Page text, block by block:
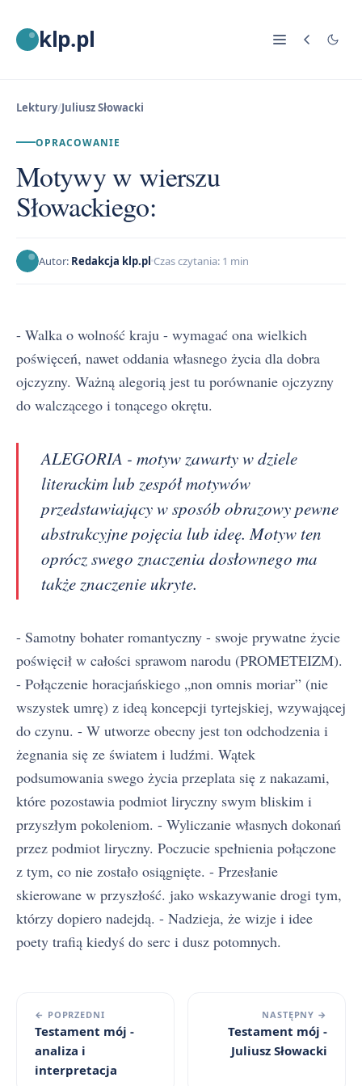
klp.pl
Lektury/Juliusz Słowacki
OPRACOWANIE
Motywy w wierszu
Słowackiego:
Autor: Redakcja klp.pl Czas czytania: 1 min
- Walka o wolność kraju - wymagać ona wielkich
poświęceń, nawet oddania własnego życia dla dobra
ojczyzny. Ważną alegorią jest tu porównanie ojczyzny
do walczącego i tonącego okrętu.
ALEGORIA - motyw zawarty w dziele
literackim lub zespół motywów
przedstawiający w sposób obrazowy pewne
abstrakcyjne pojęcia lub ideę. Motyw ten
oprócz swego znaczenia dosłownego ma
także znaczenie ukryte.
- Samotny bohater romantyczny - swoje prywatne życie
poświęcił w całości sprawom narodu (PROMETEIZM).
- Połączenie horacjańskiego „non omnis moriar” (nie
wszystek umrę) z ideą koncepcji tyrtejskiej, wzywającej
do czynu. - W utworze obecny jest ton odchodzenia i
żegnania się ze światem i ludźmi. Wątek
podsumowania swego życia przeplata się z nakazami,
które pozostawia podmiot liryczny swym bliskim i
przyszłym pokoleniom. - Wyliczanie własnych dokonań
przez podmiot liryczny. Poczucie spełnienia połączone
z tym, co nie zostało osiągnięte. - Przesłanie
skierowane w przyszłość. jako wskazywanie drogi tym,
którzy dopiero nadejdą. - Nadzieja, że wizje i idee
poety trafią kiedyś do serc i dusz potomnych.
← POPRZEDNI
Testament mój -
analiza i
interpretacja
NASTĘPNY →
Testament mój -
Juliusz Słowacki